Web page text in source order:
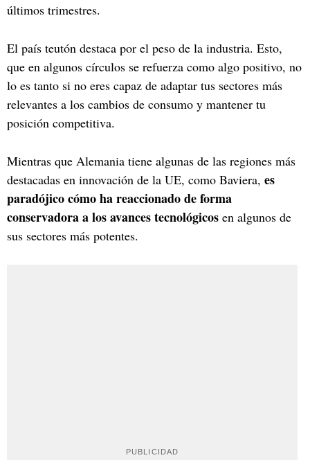
últimos trimestres.
El país teutón destaca por el peso de la industria. Esto,
que en algunos círculos se refuerza como algo positivo, no
lo es tanto si no eres capaz de adaptar tus sectores más
relevantes a los cambios de consumo y mantener tu
posición competitiva.
Mientras que Alemania tiene algunas de las regiones más
destacadas en innovación de la UE, como Baviera, es
paradójico cómo ha reaccionado de forma
conservadora a los avances tecnológicos en algunos de
sus sectores más potentes.